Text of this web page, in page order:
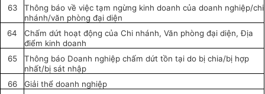
63
Thông báovề việc tạm ngừng kinh doanh của doanh nghiệp/chi
nhánh/văn phòng đại diện
64
Chấm dứt hoạt động của Chi nhánh, Văn phòng đại diện, Địa
điểm kinh doanh
65
Thông báo Doanh nghiệp chấm dứt tồn tại do bị chia/bị hợp
nhất/bị sát nhập
66
Giải thể doanh nghiệp